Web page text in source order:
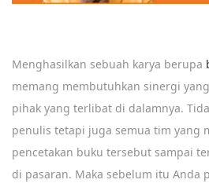
0
9
Menghasilkan sebuah karya berupa
memang membutuhkan sinergi
pihak yang terlibat di dalamnya.
penulis tetapi juga semua tim yang
pencetakan buku tersebut sampai
di pasaran. Maka sebelum itu Anda